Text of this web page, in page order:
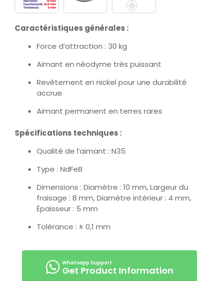
Caractéristiques générales :
Force d’attraction : 30 kg
Aimant en néodyme très puissant
Revêtement en nickel pour une durabilité
accrue
Aimant permanent en terres rares
Spécifications techniques :
Qualité de l’aimant : N35
Type : NdFeB
Dimensions : Diamètre : 10 mm, Largeur du
fraisage : 8 mm, Diamètre intérieur : 4 mm,
Épaisseur : 5 mm
Tolérance : ± 0,1 mm
Get Product Information